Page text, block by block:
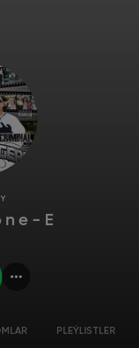
E
PLEÝLISTLER